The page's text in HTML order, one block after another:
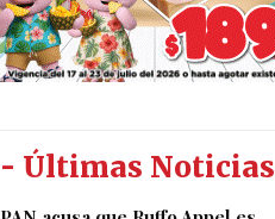
- Últimas Noticias